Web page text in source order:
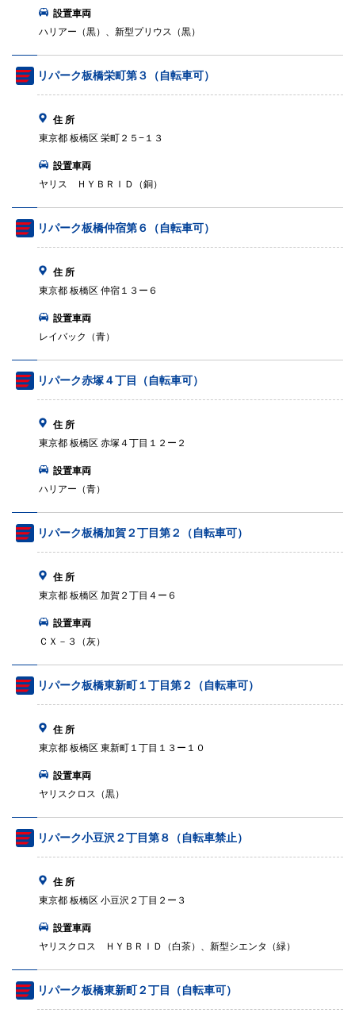
設置車両
ハリアー（黒）、新型プリウス（黒）
リパーク板橋栄町第３（自転車可）
住 所
東京都 板橋区 栄町２５−１３
設置車両
ヤリス ＨＹＢＲＩＤ（銅）
リパーク板橋仲宿第６（自転車可）
住 所
東京都 板橋区 仲宿１３ー６
設置車両
レイバック（青）
リパーク赤塚４丁目（自転車可）
住 所
東京都 板橋区 赤塚４丁目１２ー２
設置車両
ハリアー（青）
リパーク板橋加賀２丁目第２（自転車可）
住 所
東京都 板橋区 加賀２丁目４ー６
設置車両
ＣＸ－３（灰）
リパーク板橋東新町１丁目第２（自転車可）
住 所
東京都 板橋区 東新町１丁目１３ー１０
設置車両
ヤリスクロス（黒）
リパーク小豆沢２丁目第８（自転車禁止）
住 所
東京都 板橋区 小豆沢２丁目２ー３
設置車両
ヤリスクロス ＨＹＢＲＩＤ（白茶）、新型シエンタ（緑）
リパーク板橋東新町２丁目（自転車可）